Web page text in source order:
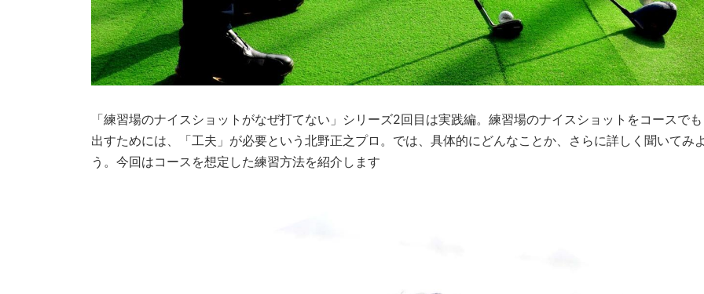
「練習場のナイスショットがなぜ打てない」シリーズ2回目は実践編。練習場のナイスショットをコースでも
出すためには、「工夫」が必要という北野正之プロ。では、具体的にどんなことか、さらに詳しく聞いてみ
う。今回はコースを想定した練習方法を紹介します